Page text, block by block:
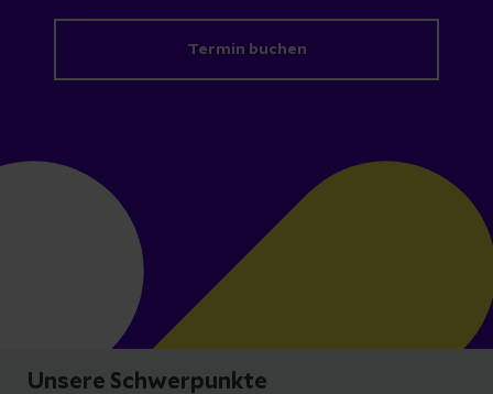
Termin buchen
Unsere Schwerpunkte